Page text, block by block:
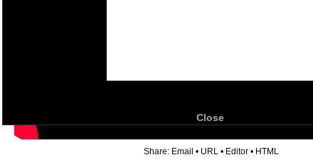
Close
Share: Email • URL • Editor • HTML